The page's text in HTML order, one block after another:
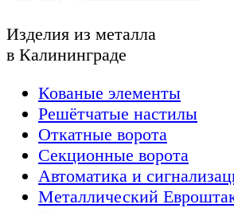
Изделия из металла
в Калининграде
Кованые элементы
Решётчатые настилы
Откатные ворота
Секционные ворота
Автоматика и
Металлический